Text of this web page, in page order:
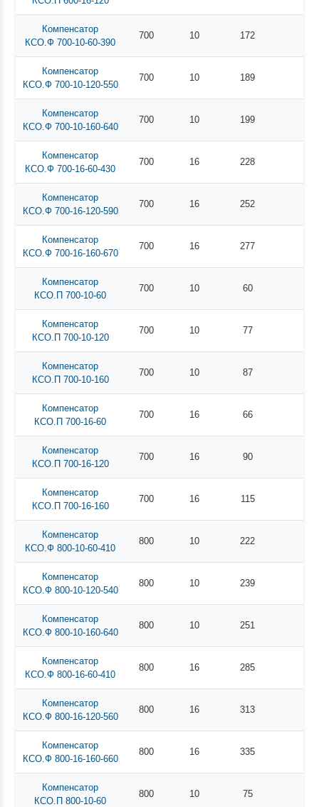
Компенсатор
КСО.Ф 700-10-60-390
700 10 172
Компенсатор
КСО.Ф 700-10-120-550
700 10 189
Компенсатор
КСО.Ф 700-10-160-640
700 10 199
Компенсатор
КСО.Ф 700-16-60-430
700 16 228
Компенсатор
КСО.Ф 700-16-120-590
700 16 252
Компенсатор
КСО.Ф 700-16-160-670
700 16 277
Компенсатор
КСО.П 700-10-60
700 10 60
Компенсатор
КСО.П 700-10-120
700 10 77
Компенсатор
КСО.П 700-10-160
700 10 87
Компенсатор
КСО.П 700-16-60
700 16 66
Компенсатор
КСО.П 700-16-120
700 16 90
Компенсатор
КСО.П 700-16-160
700 16 115
Компенсатор
КСО.Ф 800-10-60-410
800 10 222
Компенсатор
КСО.Ф 800-10-120-540
800 10 239
Компенсатор
КСО.Ф 800-10-160-640
800 10 251
Компенсатор
КСО.Ф 800-16-60-410
800 16 285
Компенсатор
КСО.Ф 800-16-120-560
800 16 313
Компенсатор
КСО.Ф 800-16-160-660
800 16 335
Компенсатор
КСО.П 800-10-60
800 10 75